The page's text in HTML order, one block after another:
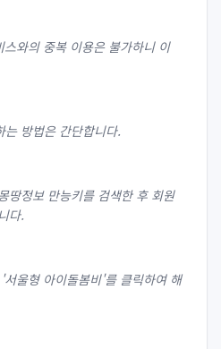
와의 중복 이용은 불가하니 이
방법은 간단합니다.
땅정보 만능키를 검색한 후 회원
다.
울형 아이돌봄비'를 클릭하여 해